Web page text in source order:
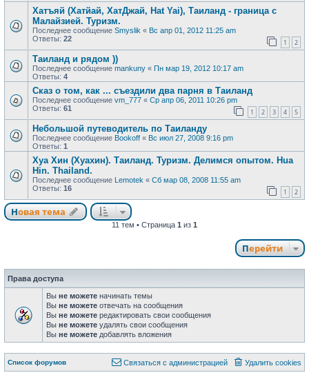
Хатъяй (Хатйай, ХатДжай, Hat Yai), Таиланд - граница с
Малайзией. Туризм.
Последнее сообщение Smyslik « Вс апр 01, 2012 11:25 am
Ответы: 22 1 2
Таиланд и рядом ))
Последнее сообщение mankuny « Пн мар 19, 2012 10:17 am
Ответы: 4
Сказ о том, как ... съездили два парня в Таиланд
Последнее сообщение vm_777 « Ср апр 06, 2011 10:26 pm
Ответы: 61 1 2 3 4 5
Небольшой путеводитель по Таиланду
Последнее сообщение Bookoff « Вс июл 27, 2008 9:16 pm
Ответы: 1
Хуа Хин (Хуахин). Таиланд. Туризм. Делимся опытом. Hua
Hin. Thailand.
Последнее сообщение Lemotek « Сб мар 08, 2008 11:55 am
Ответы: 16 1 2
Новая тема
Новая тема
11 тем • Страница 1 из 1
Перейти
Права доступа
Вы не можете начинать темы
Вы не можете отвечать на сообщения
Вы не можете редактировать свои сообщения
Вы не можете удалять свои сообщения
Вы не можете добавлять вложения
Список форумов Удалить cookies
Связаться с
Связаться с администрацией